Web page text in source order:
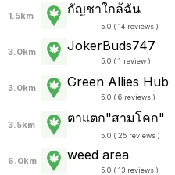
1.5km กัญชาใกล้ฉัน
5.0 ( 14 reviews )
3.0km JokerBuds747
5.0 ( 1 review )
3.0km Green Allies Hub
5.0 ( 6 reviews )
3.5km ตาแตก"สามโคก"
5.0 ( 25 reviews )
6.0km weed area
5.0 ( 13 reviews )